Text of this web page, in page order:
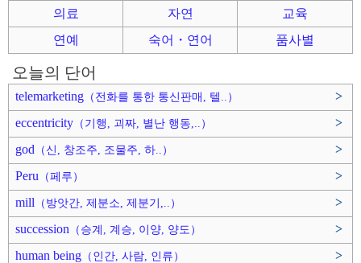
의료
자연
교육
연예
숙어・연어 품사별
오늘의 단어
telemarketing （전화를 통한 통신판매, 텔..）
>
eccentricity （기행, 괴짜, 별난 행동,..）
>
god （신, 창조주, 조물주, 하..）
>
Peru （페루）
>
mill （방앗간, 제분소, 제분기,..）
>
succession （승계, 계승, 이양, 양도）
>
human being （인간, 사람, 인류）
>